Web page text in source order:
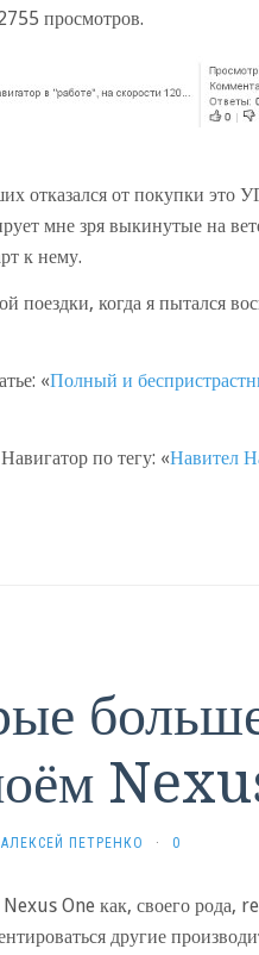
просмотров.
отказался от покупки это
мне зря выкинутые на
к нему.
когда я пытался
«Полный и
по тегу: «Навител
АЛЕКСЕЙ ПЕТРЕНКО · 0
One как, своего рода,
другие